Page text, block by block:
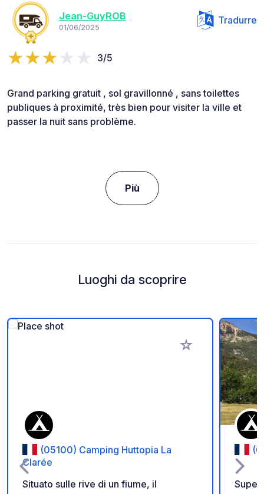
Jean-GuyROB
01/06/2025
Tradurre
3/5
Grand parking gratuit , sol gravillonné , sans toilettes
publiques à proximité, très bien pour visiter la ville et
passer la nuit sans problème.
Più
Luoghi da scoprire
Aggiungi ai tuoi
(05100) Camping Huttopia La
Clarée
Situato sulle rive di un fiume, il